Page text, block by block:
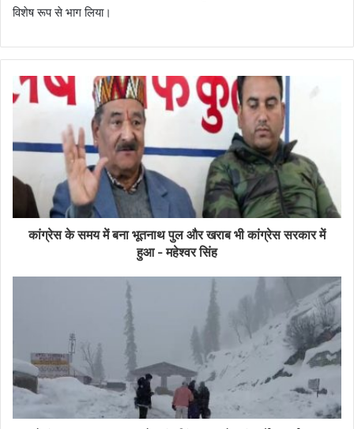
विशेष रूप से भाग लिया।
कांग्रेस के समय में बना भूतनाथ पुल और खराब भी कांग्रेस सरकार में
हुआ - महेश्वर सिंह